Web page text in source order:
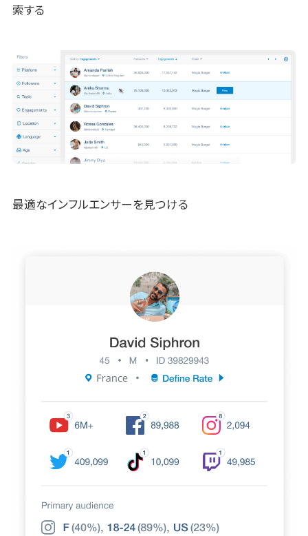
索する
最適なインフルエンサーを見つける